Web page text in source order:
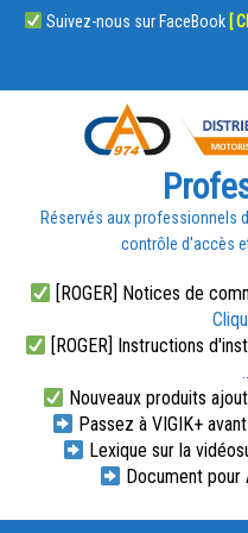
Suivez-nous sur FaceBook [
Réservés aux professionnels
contrôle d'accès
[ROGER] Notices de
[ROGER] Instructions
Nouveaux produits
Passez à VIGIK+
Lexique sur la
Document pour